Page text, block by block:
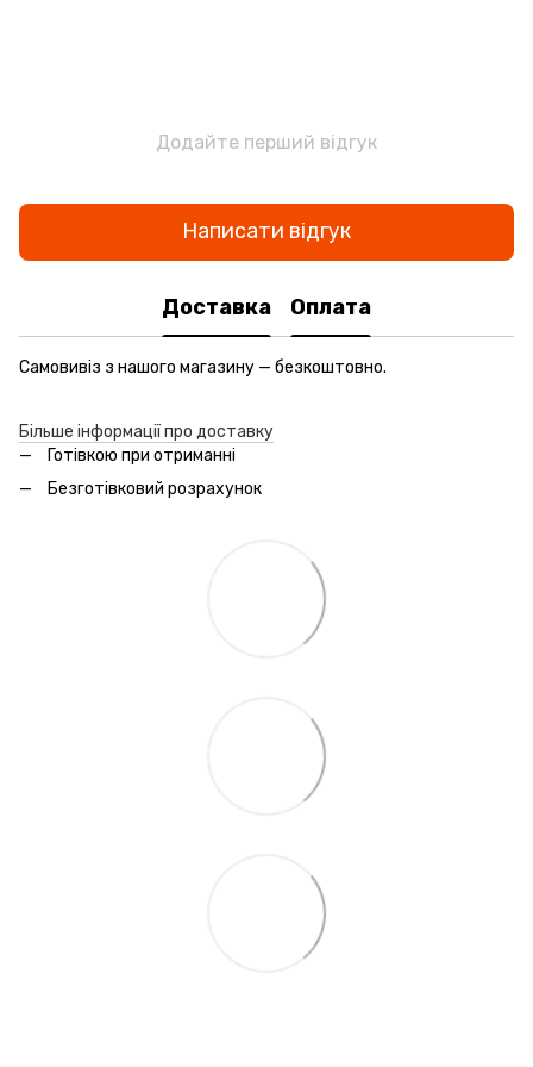
Додайте перший відгук
Написати відгук
Доставка Оплата
Самовивіз з нашого магазину — безкоштовно.
Більше інформації про доставку
Готівкою при отриманні
Безготівковий розрахунок